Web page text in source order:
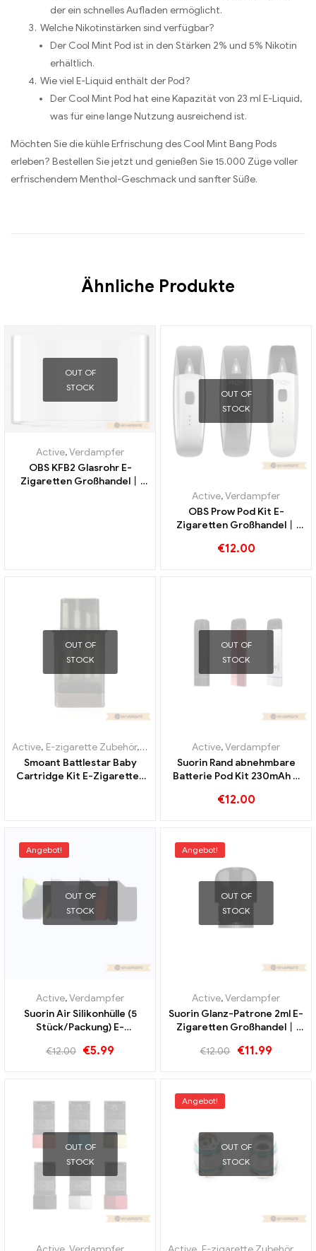
der ein schnelles Aufladen ermöglicht.
Welche Nikotinstärken sind verfügbar?
Der Cool Mint Pod ist in den Stärken 2% und 5% Nikotin
erhältlich.
Wie viel E-Liquid enthält der Pod?
Der Cool Mint Pod hat eine Kapazität von 23 ml E-Liquid,
was für eine lange Nutzung ausreichend ist.
Möchten Sie die kühle Erfrischung des Cool Mint Bang Pods
erleben? Bestellen Sie jetzt und genießen Sie 15.000 Züge voller
erfrischendem Menthol-Geschmack und sanfter Süße.
Ähnliche Produkte
OUT OF
STOCK
Active,Verdampfer
OBS KFB2 Glasrohr E-
Zigaretten Großhandel丨
OUT OF
STOCK
Active,Verdampfer
OBS Prow Pod Kit E-
Zigaretten Großhandel丨
€12.00
OUT OF
STOCK
Active, E-zigarette Zubehör, Verdampfer
Smoant Battlestar Baby
Cartridge Kit E-Zigaretten
OUT OF
STOCK
Active,Verdampfer
Suorin Rand abnehmbare
Batterie Pod Kit 230mAh &
Großhandel丨Custom
€12.00
Angebot!
OUT OF
STOCK
Active,Verdampfer
Suorin Air Silikonhülle (5
Stück/Packung) E-
Custom
€12.00 €5.99
Angebot!
OUT OF
STOCK
Active,Verdampfer
Suorin Glanz-Patrone 2ml E-
Zigaretten Großhandel丨
€12.00 €11.99
OUT OF
STOCK
Angebot!
OUT OF
STOCK